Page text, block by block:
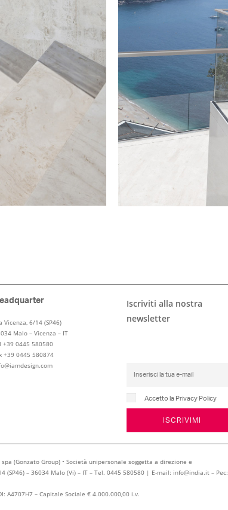
Vicenza, 6/14 (SP46)
Malo – Vicenza – IT
+39 0445 580580
+39 0445 580874
Iscriviti alla nostra
newsletter
Accetto la Privacy Policy
ISCRIVIMI
(Gonzato Group) • Società unipersonale soggetta a direzione e
(SP46) – 36034 Malo (Vi) – IT – Tel. 0445 580580 | E-mail: info@india.it – Pec:
A4707H7 – Capitale Sociale € 4.000.000,00 i.v.